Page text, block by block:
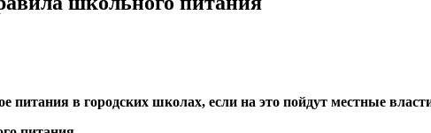
питания в городских школах, если на это пойдут местные